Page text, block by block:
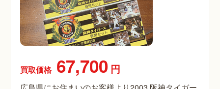
買取価格 67,700 円